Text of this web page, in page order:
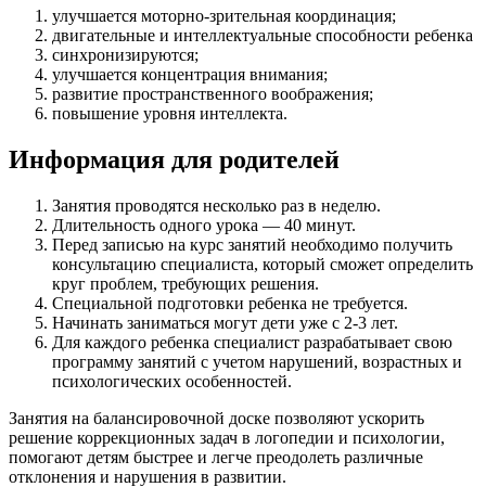
улучшается моторно-зрительная координация;
двигательные и интеллектуальные способности ребенка
синхронизируются;
улучшается концентрация внимания;
развитие пространственного воображения;
повышение уровня интеллекта.
Информация для родителей
Занятия проводятся несколько раз в неделю.
Длительность одного урока — 40 минут.
Перед записью на курс занятий необходимо получить
консультацию специалиста, который сможет определить
круг проблем, требующих решения.
Специальной подготовки ребенка не требуется.
Начинать заниматься могут дети уже с 2-3 лет.
Для каждого ребенка специалист разрабатывает свою
программу занятий с учетом нарушений, возрастных и
психологических особенностей.
Занятия на балансировочной доске позволяют ускорить
решение коррекционных задач в логопедии и психологии,
помогают детям быстрее и легче преодолеть различные
отклонения и нарушения в развитии.